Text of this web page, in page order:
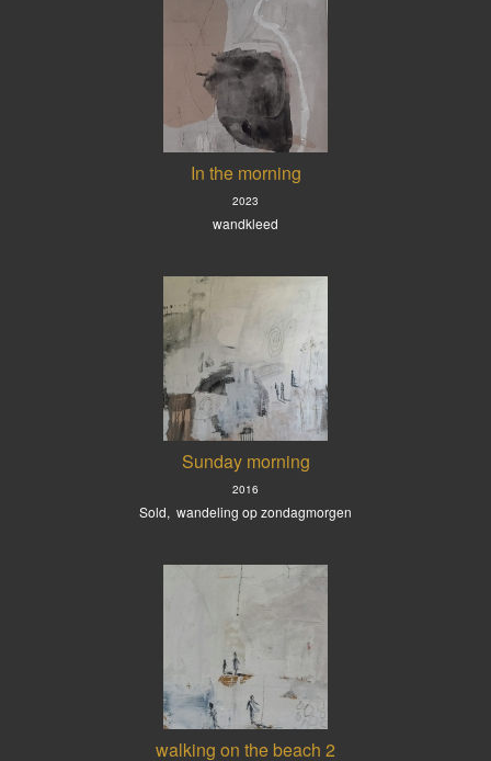
In the morning
2023
wandkleed
Sunday morning
2016
Sold, wandeling op zondagmorgen
walking on the beach 2